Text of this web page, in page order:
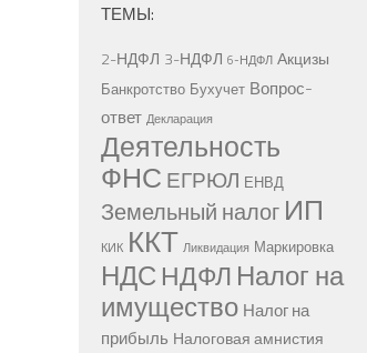
ТЕМЫ:
2-НДФЛ 3-НДФЛ 6-НДФЛ Акцизы
Банкротство Бухучет Вопрос-
ответ Декларация
Деятельность
ФНС ЕГРЮЛ ЕНВД
Земельный налог ИП
КИК ККТ Ликвидация Маркировка
НДС НДФЛ Налог на
имущество Налог на
прибыль Налоговая амнистия